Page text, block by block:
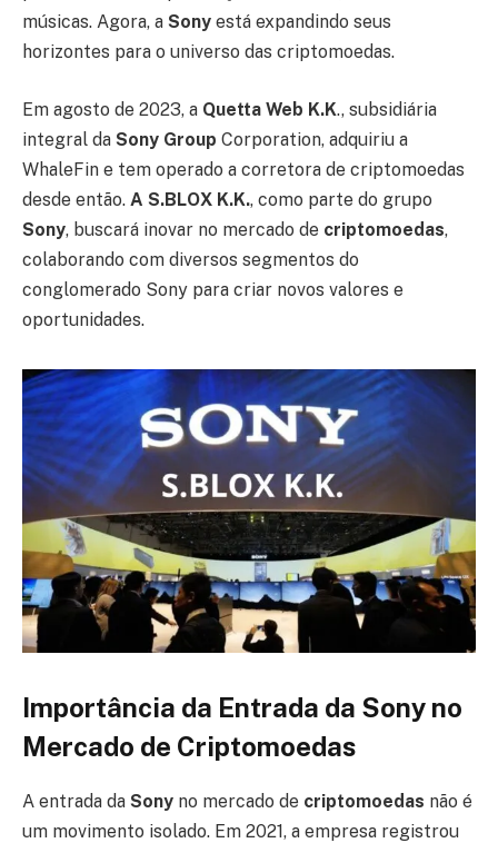
músicas. Agora, a Sony está expandindo seus
horizontes para o universo das criptomoedas.
Em agosto de 2023, a Quetta Web K.K., subsidiária
integral da Sony Group Corporation, adquiriu a
WhaleFin e tem operado a corretora de criptomoedas
desde então. A S.BLOX K.K., como parte do grupo
Sony, buscará inovar no mercado de criptomoedas,
colaborando com diversos segmentos do
conglomerado Sony para criar novos valores e
oportunidades.
Importância da Entrada da Sony no
Mercado de Criptomoedas
A entrada da Sony no mercado de criptomoedas não é
um movimento isolado. Em 2021, a empresa registrou